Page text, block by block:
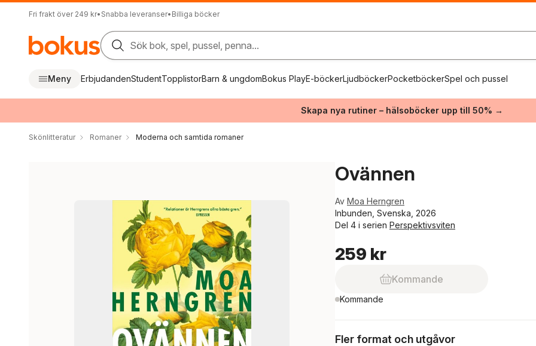
Fri frakt över 249 kr• Snabba leveranser• Billiga böcker
Sök bok, spel, pussel, penna...
Meny ErbjudandenStudentTopplistorBarn & ungdomBokus PlayE-böckerLjudböckerPocketböckerSpel och pussel
Skapa nya rutiner – hälsoböcker upp till 50% →
Skönlitteratur Romaner Moderna och samtida romaner
Ovännen
Av Moa Herngren
Inbunden, Svenska, 2026
Del 4 i serien Perspektivsviten
259 kr
Kommande
Kommande
Fler format och utgåvor